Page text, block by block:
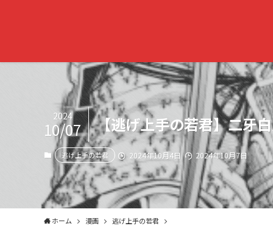
【逃げ上手の若君】二牙
2024
10/07
逃げ上手の若君 2024年10月4日 2024年10月7日
ホーム 漫画 逃げ上手の若君